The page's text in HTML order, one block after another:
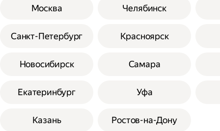
Москва
Санкт-Петербург
Новосибирск
Екатеринбург
Казань
Челябинск
Красноярск
Самара
Уфа
Ростов-на-Дону